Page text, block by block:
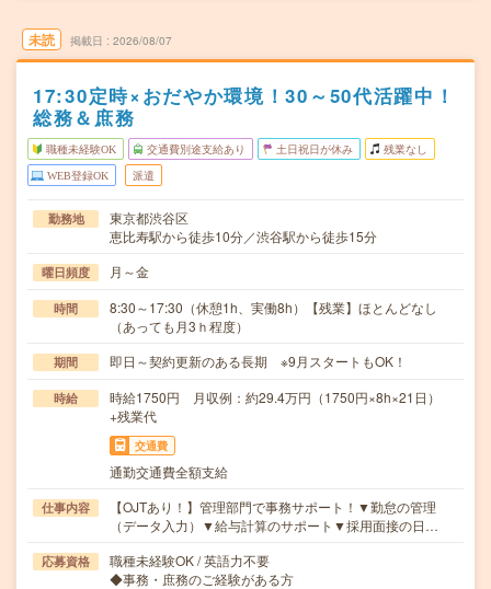
未読 掲載日 2026/08/07
17:30定時×おだやか環境！30～50代活躍中！
総務＆庶務
職種未経験OK 交通費別途支給あり 土日祝日が休み 残業なし
WEB登録OK 派遣
勤務地
東京都渋谷区
恵比寿駅から徒歩10分／渋谷駅から徒歩15分
曜日頻度 月～金
時間
8:30～17:30（休憩1h、実働8h）【残業】ほとんどなし
（あっても月3ｈ程度）
期間 即日～契約更新のある長期 ※9月スタートもOK！
時給
時給1750円 月収例：約29.4万円（1750円×8h×21日）
+残業代
交通費
通勤交通費全額支給
仕事内容
【OJTあり！】管理部門で事務サポート！▼勤怠の管理
（データ入力）▼給与計算のサポート▼採用面接の日…
応募資格
職種未経験OK / 英語力不要
◆事務・庶務のご経験がある方